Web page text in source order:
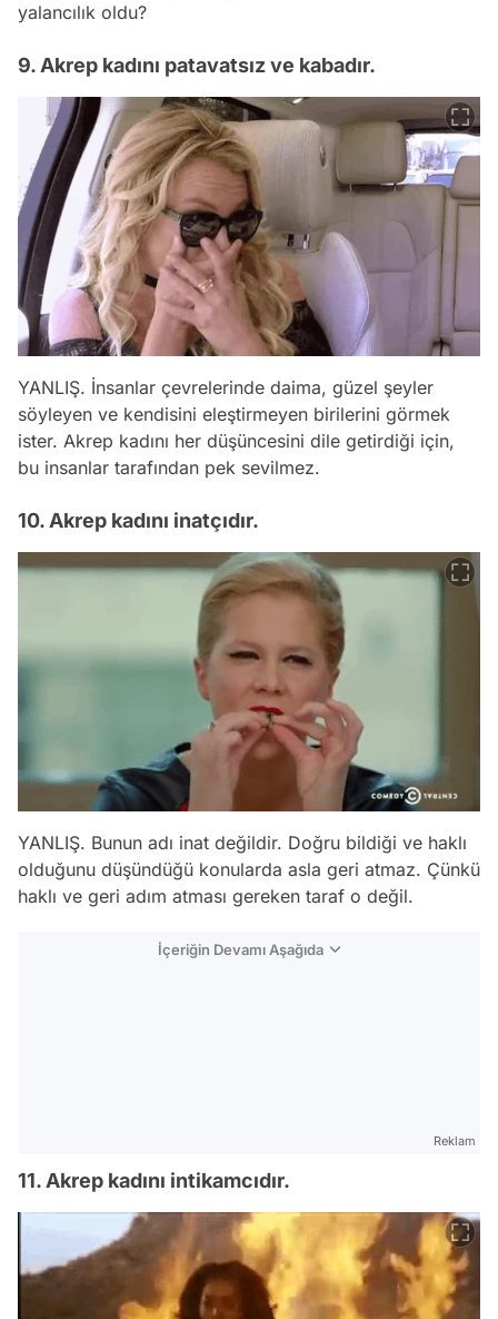
yalancılık oldu?
9. Akrep kadını patavatsız ve kabadır.
YANLIŞ. İnsanlar çevrelerinde daima, güzel şeyler
söyleyen ve kendisini eleştirmeyen birilerini görmek
ister. Akrep kadını her düşüncesini dile getirdiği için,
bu insanlar tarafından pek sevilmez.
10. Akrep kadını inatçıdır.
YANLIŞ. Bunun adı inat değildir. Doğru bildiği ve haklı
olduğunu düşündüğü konularda asla geri atmaz. Çünkü
haklı ve geri adım atması gereken taraf o değil.
İçeriğin Devamı Aşağıda
Reklam
11. Akrep kadını intikamcıdır.